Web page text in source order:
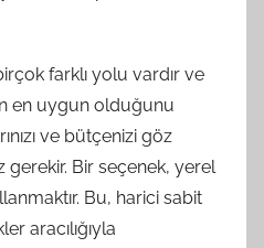
farklı yolu vardır ve
en uygun olduğunu
ve bütçenizi göz
Bir seçenek, yerel
Bu, harici sabit
aracılığıyla